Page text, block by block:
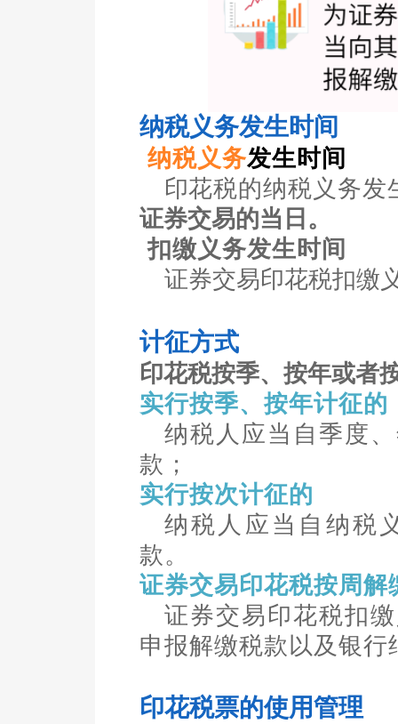
纳税义务发生时间
纳税义务发生时间
印花税的纳税义务发
证券交易的当日。
扣缴义务发生时间
证券交易印花税扣缴
计征方式
印花税按季、按年或者
实行按季、按年计征的
纳税人应当自季度
款；
实行按次计征的
纳税人应当自纳税
款。
证券交易印花税按周解
证券交易印花税扣
申报解缴税款以及银行
印花税票的使用管理